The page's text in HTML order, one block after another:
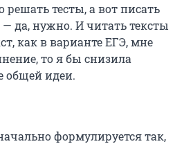
тесты, а вот писать
да, нужно. И читать тексты
как в варианте ЕГЭ, мне
то я бы снизила
общей идеи.
формулируется так,